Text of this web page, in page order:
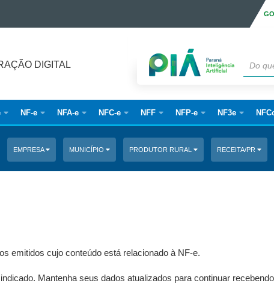
DIGITAL
NF-e NFA-e NFC-e NFF NFP-e NF3e
EMPRESA MUNICÍPIO PRODUTOR RURAL RECEITA/PR
emitidos cujo conteúdo está relacionado à NF-e.
Mantenha seus dados atualizados para continuar